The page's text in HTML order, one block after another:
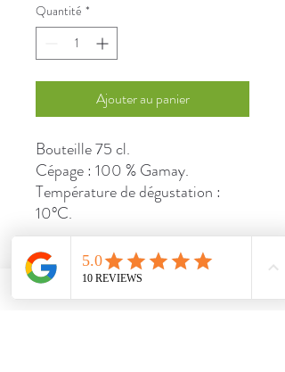
Quantité *
Ajouter au panier
Bouteille 75 cl.
Cépage : 100 % Gamay.
Température de dégustation :
10°C.
DÉTAILS D'ARTICLE
Sans alcool